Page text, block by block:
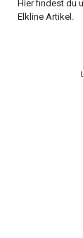
Hier findest du
Elkline Artikel.